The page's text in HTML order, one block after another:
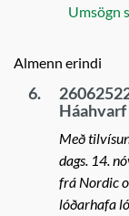
Umsögn
Almenn erindi
6.
Með
dags. 14.
frá Nordic
lóðarhafa